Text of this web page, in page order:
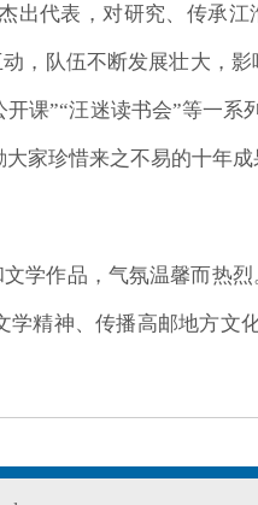
出代表，对研究、传承江
，队伍不断发展壮大，
课”“汪迷读书会”等一系
家珍惜来之不易的十年
学作品，气氛温馨而热烈
精神、传播高邮地方文